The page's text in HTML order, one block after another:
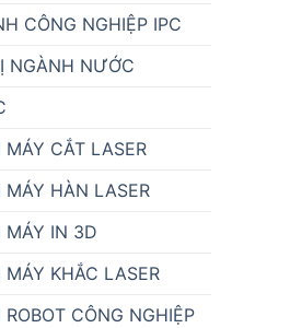
CÔNG NGHIỆP IPC
NGÀNH NƯỚC
CẮT LASER
HÀN LASER
MÁY IN 3D
KHẮC LASER
CÔNG NGHIỆP